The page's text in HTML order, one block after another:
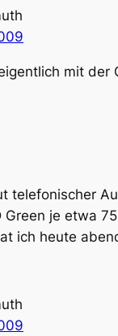
mit der
telefonischer
Green je etwa
ich heute